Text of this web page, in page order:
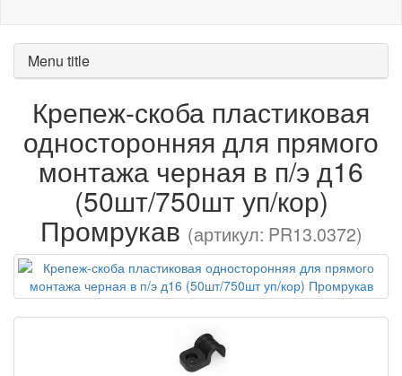
Menu title
Крепеж-скоба пластиковая
односторонняя для прямого
монтажа черная в п/э д16
(50шт/750шт уп/кор)
Промрукав (артикул: PR13.0372)